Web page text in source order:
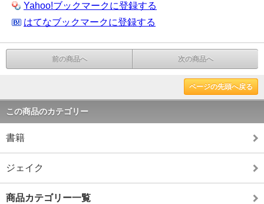
Yahoo!ブックマークに登録する
はてなブックマークに登録する
前の商品へ 次の商品へ
ページの先頭へ戻る
この商品のカテゴリー
書籍
ジェイク
商品カテゴリー一覧